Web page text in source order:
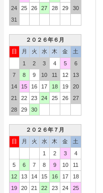
24
25 26 27 28 29
30
31
２０２６年６月
日
月 火 水 木 金
土
1
2 3 4 5
6
7
8 9 10 11 12
13
14
15 16 17 18 19
20
21
22 23 24 25 26
27
28
29 30
２０２６年７月
日
月 火 水 木 金
土
1
2 3
4
5
6 7 8 9 10
11
12
13 14 15 16 17
18
19
20 21 22 23 24
25